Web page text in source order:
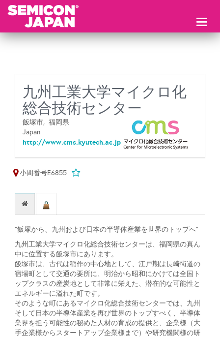
九州工業大学マイクロ化
総合技術センター
飯塚市, 福岡県
Japan
http://www.cms.kyutech.ac.jp
小間番号E6855
"飯塚から、九州および日本の半導体産業を世界のトップへ"
九州工業大学マイクロ化総合技術センターは、福岡県の真ん
中に位置する飯塚市にあります。
飯塚市は、古代は稲作の中心地として、江戸期は長崎街道の
宿場町として交通の要所に、明治から昭和にかけては全国ト
ップクラスの産炭地として非常に栄えた、潜在的な可能性と
エネルギーに溢れた町です。
そのような町にあるマイクロ化総合技術センターでは、九州
そして日本の半導体産業を再び世界のトップすべく、半導体
業界を担う可能性の秘めた人材の育成の提供と、企業様（大
手企業様からスタートアップ企業様まで）や研究機関様の研